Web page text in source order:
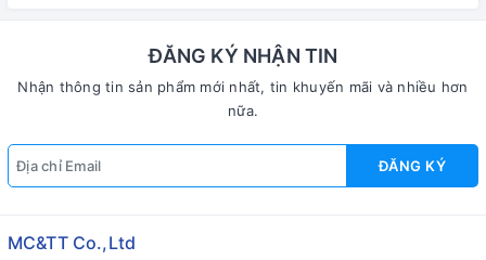
ĐĂNG KÝ NHẬN TIN
Nhận thông tin sản phẩm mới nhất, tin khuyến mãi và nhiều hơn
nữa.
ĐĂNG KÝ
MC&TT Co.,Ltd